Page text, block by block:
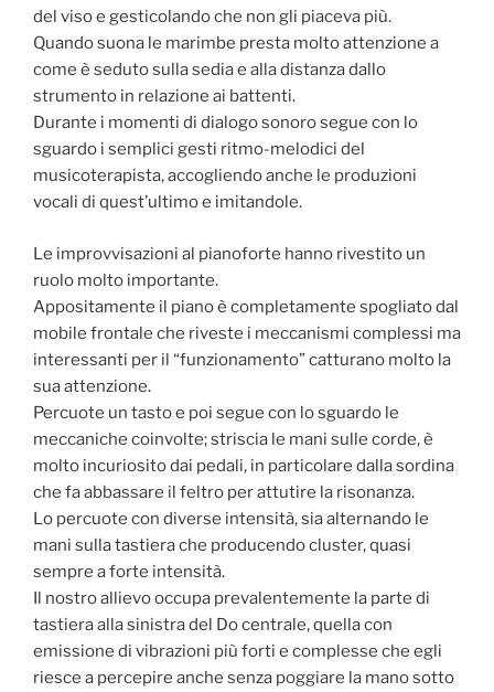
del viso e gesticolando che non gli piaceva più.
Quando suona le marimbe presta molto attenzione a
come è seduto sulla sedia e alla distanza dallo
strumento in relazione ai battenti.
Durante i momenti di dialogo sonoro segue con lo
sguardo i semplici gesti ritmo-melodici del
musicoterapista, accogliendo anche le produzioni
vocali di quest’ultimo e imitandole.
Le improvvisazioni al pianoforte hanno rivestito un
ruolo molto importante.
Appositamente il piano è completamente spogliato dal
mobile frontale che riveste i meccanismi complessi ma
interessanti per il “funzionamento” catturano molto la
sua attenzione.
Percuote un tasto e poi segue con lo sguardo le
meccaniche coinvolte; striscia le mani sulle corde, è
molto incuriosito dai pedali, in particolare dalla sordina
che fa abbassare il feltro per attutire la risonanza.
Lo percuote con diverse intensità, sia alternando le
mani sulla tastiera che producendo cluster, quasi
sempre a forte intensità.
Il nostro allievo occupa prevalentemente la parte di
tastiera alla sinistra del Do centrale, quella con
emissione di vibrazioni più forti e complesse che egli
riesce a percepire anche senza poggiare la mano sotto